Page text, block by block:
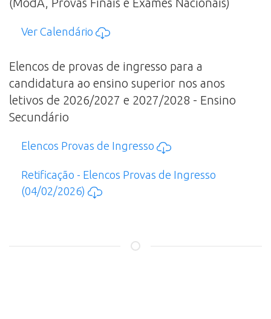
(ModA, Provas Finais e Exames Nacionais)
Ver Calendário
Elencos de provas de ingresso para a
candidatura ao ensino superior nos anos
letivos de 2026/2027 e 2027/2028 - Ensino
Secundário
Elencos Provas de Ingresso
Retificação - Elencos Provas de Ingresso
(04/02/2026)